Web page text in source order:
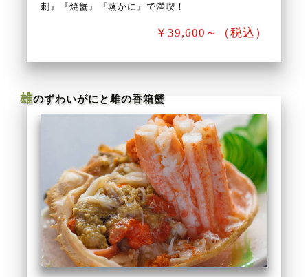
刺』『焼蟹』『蒸かに』で満喫！
￥39,600～（税込）
雄のずわいがにと雌の香箱蟹